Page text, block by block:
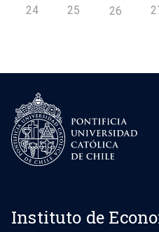
24 25 26
Instituto de